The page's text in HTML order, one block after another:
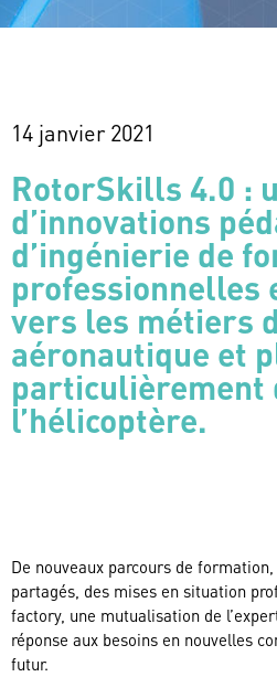
14 janvier 2021
RotorSkills 4.0 :
d’innovations
d’ingénierie de
professionnelles
vers les métiers
aéronautique et
particulièrement
l’hélicoptère.
De nouveaux parcours de
partagés, des mises en situation
factory, une mutualisation de
réponse aux besoins en nouvelles
futur.